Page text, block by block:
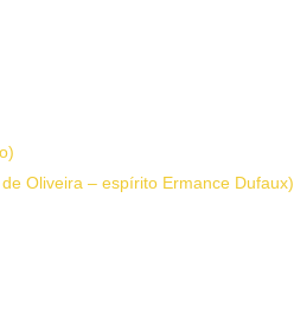
Oliveira – espírito Ermance Dufaux)